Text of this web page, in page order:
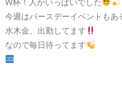
W杯！人がいっぱいでした
今週はバースデーイベントもあ
水木金、出勤してます
なので毎日待ってます